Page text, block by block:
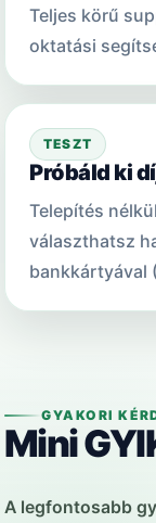
Teljes körű
oktatási
TESZT
Próbáld ki
Telepítés
választhatsz
bankkártyával
GYAKORI
Mini
A legfontosabb